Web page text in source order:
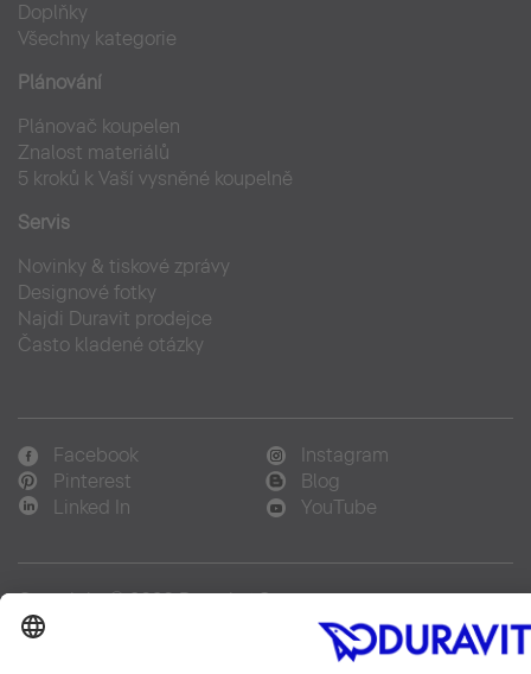
Doplňky
Všechny kategorie
Plánování
Plánovač koupelen
Znalost materiálů
5 kroků k Vaší vysněné koupelně
Servis
Novinky & tiskové zprávy
Designové fotky
Najdi Duravit prodejce
Často kladené otázky
Facebook
Instagram
Pinterest
Blog
Linked In
YouTube
Copyright © 2026 Duravit AG
Imprint
Prohlášení o ochraně osobních údajů|Nastavení